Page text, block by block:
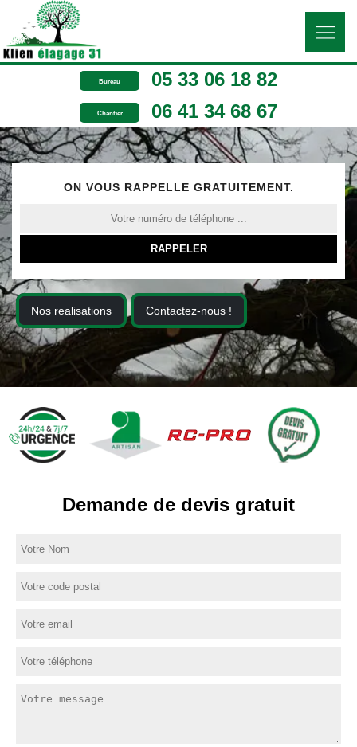
Bureau 05 33 06 18 82
Chantier 06 41 34 68 67
ON VOUS RAPPELLE GRATUITEMENT.
Nos realisations Contactez-nous !
Demande de devis gratuit